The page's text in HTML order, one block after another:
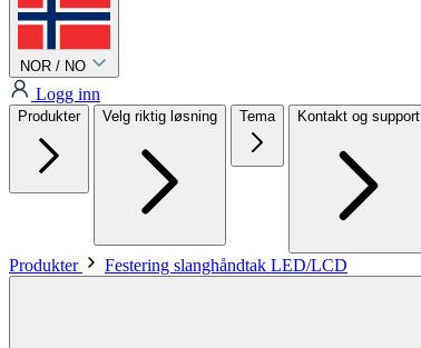
NOR / NO
Logg inn
Produkter Velg riktig løsning Tema Kontakt og support
Produkter Festering slanghåndtak LED/LCD